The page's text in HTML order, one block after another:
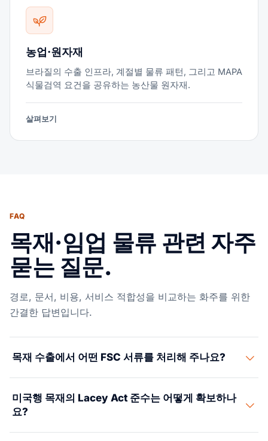
농업·원자재
브라질의 수출 인프라, 계절별 물류 패턴, 그리고 MAPA
식물검역 요건을 공유하는 농산물 원자재.
살펴보기
FAQ
목재·임업 물류 관련 자주
묻는 질문.
경로, 문서, 비용, 서비스 적합성을 비교하는 화주를 위한
간결한 답변입니다.
목재 수출에서 어떤 FSC 서류를 처리해 주나요?
빙을 일관되게 운영합니다. 구체적으로는 FSC 거래 증명
서, 인증 물량을 적은 납품서, 그리고 각 인계 지점의 이전
서류입니다. 절차가 FSC-STD-40-004에 맞춰져 있어 혼
미국행 목재의 Lacey Act 준수는 어떻게 확보하나
요?